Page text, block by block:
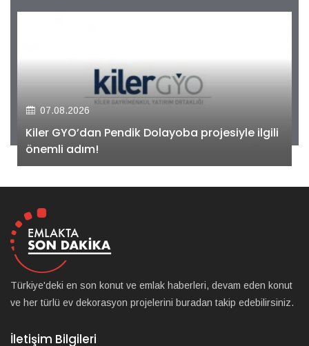
07.08.2026
Kiler GYO’dan Pendik Dolayoba projesiyle ilgili
önemli adım!
Türkiye'deki en son konut ve emlak haberleri, devam eden konut
ve her türlü ev dekorasyon projelerini buradan takip edebilirsiniz.
İletişim Bilgileri